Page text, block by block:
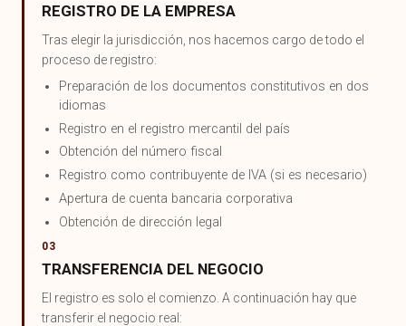
REGISTRO DE LA EMPRESA
Tras elegir la jurisdicción, nos hacemos cargo de todo el
proceso de registro:
Preparación de los documentos constitutivos en dos
idiomas
Registro en el registro mercantil del país
Obtención del número fiscal
Registro como contribuyente de IVA (si es necesario)
Apertura de cuenta bancaria corporativa
Obtención de dirección legal
03
TRANSFERENCIA DEL NEGOCIO
El registro es solo el comienzo. A continuación hay que
transferir el negocio real: